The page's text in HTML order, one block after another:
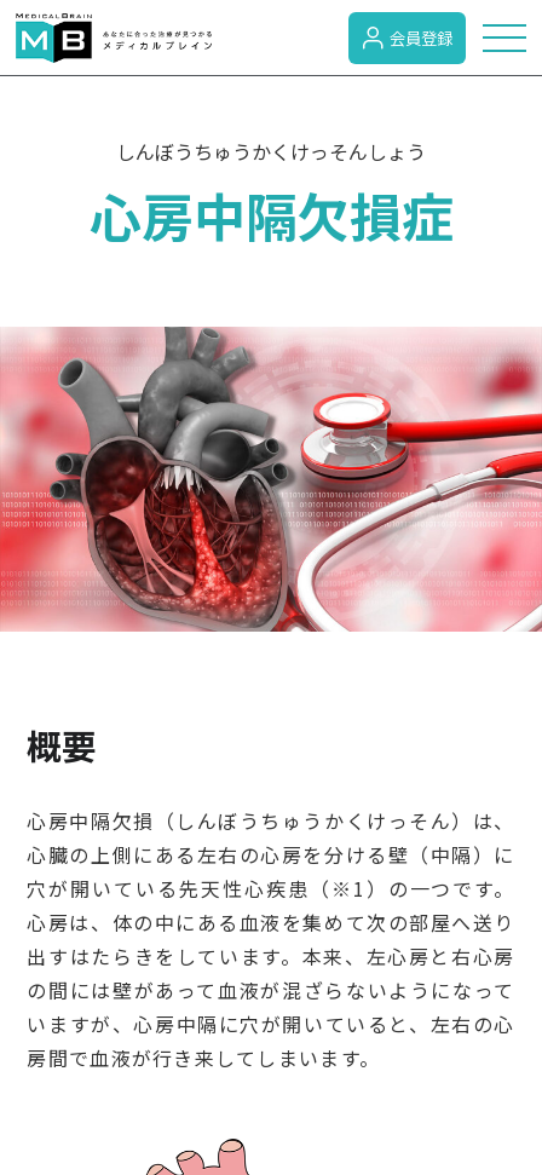
症状検索
病気のカテゴリー
がん
検診・検査
病院の機能と役割
会員登録
しんぼうちゅうかくけっそんしょう
心房中隔欠損症
概要
心房中隔欠損（しんぼうちゅうかくけっそん）は、
心臓の上側にある左右の心房を分ける壁（中隔）に
穴が開いている先天性心疾患（※1）の一つです。
心房は、体の中にある血液を集めて次の部屋へ送り
出すはたらきをしています。本来、左心房と右心房
の間には壁があって血液が混ざらないようになって
いますが、心房中隔に穴が開いていると、左右の心
房間で血液が行き来してしまいます。